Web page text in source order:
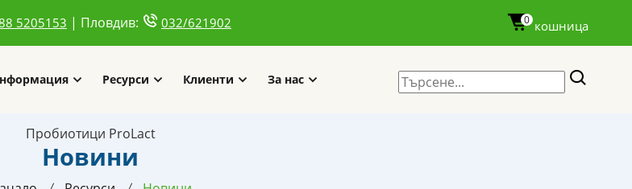
5205153 | Пловдив: 032/621902 кошница
0
Ресурси Клиенти За нас
Пробиотици ProLact
Новини